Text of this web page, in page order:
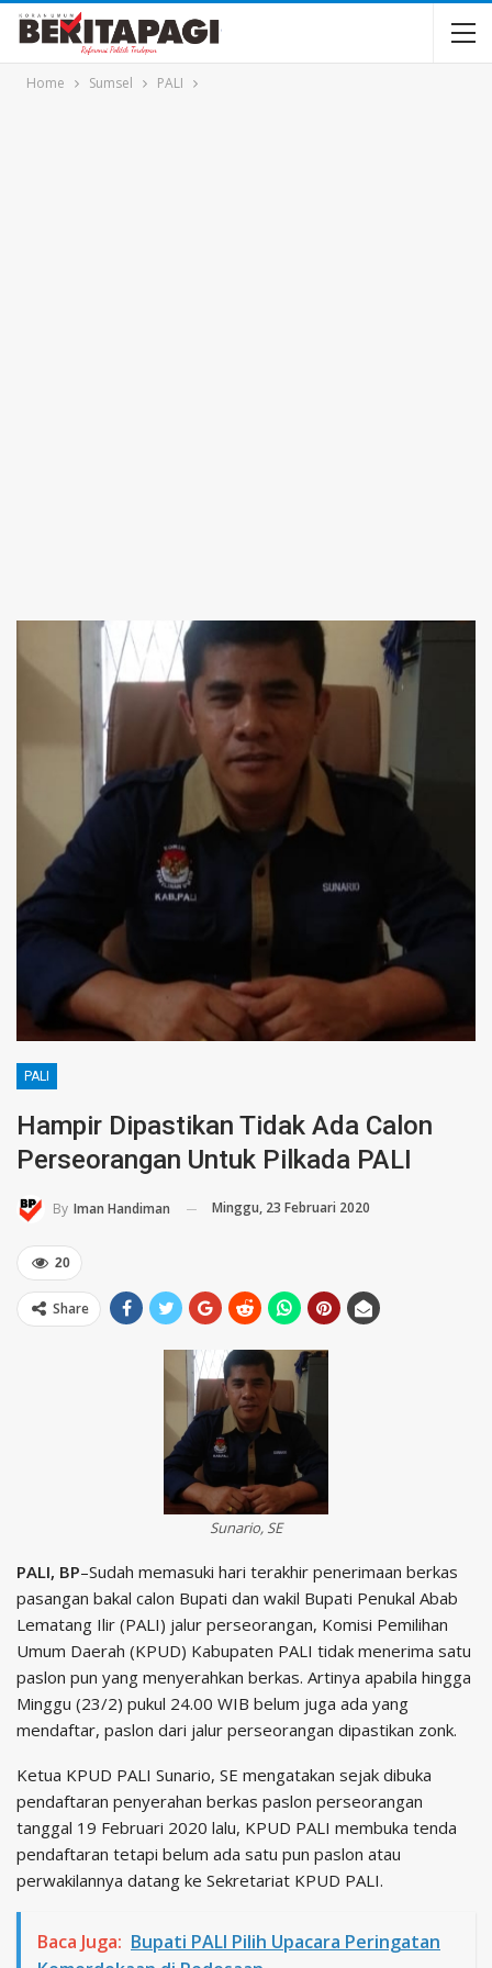
Home Sumsel PALI
PALI
Hampir Dipastikan Tidak Ada Calon
Perseorangan Untuk Pilkada PALI
By Iman Handiman Minggu, 23 Februari 2020
20
Share
Sunario, SE
PALI, BP–Sudah memasuki hari terakhir penerimaan berkas
pasangan bakal calon Bupati dan wakil Bupati Penukal Abab
Lematang Ilir (PALI) jalur perseorangan, Komisi Pemilihan
Umum Daerah (KPUD) Kabupaten PALI tidak menerima satu
paslon pun yang menyerahkan berkas. Artinya apabila hingga
Minggu (23/2) pukul 24.00 WIB belum juga ada yang
mendaftar, paslon dari jalur perseorangan dipastikan zonk.
Ketua KPUD PALI Sunario, SE mengatakan sejak dibuka
pendaftaran penyerahan berkas paslon perseorangan
tanggal 19 Februari 2020 lalu, KPUD PALI membuka tenda
pendaftaran tetapi belum ada satu pun paslon atau
perwakilannya datang ke Sekretariat KPUD PALI.
Baca Juga: Bupati PALI Pilih Upacara Peringatan